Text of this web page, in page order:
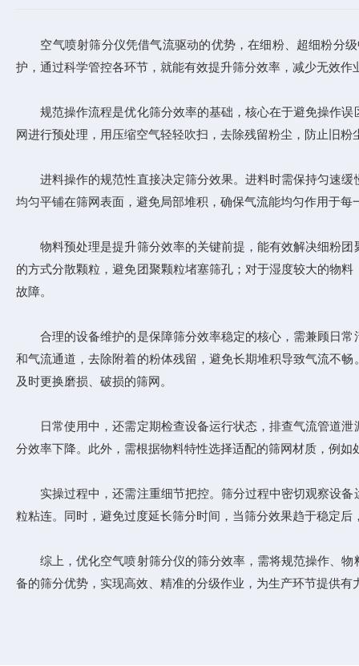
空气喷射筛分仪凭借气流驱动的优势，在细粉、超细粉分级
护，通过科学管控各环节，就能有效提升筛分效率，减少无效作
规范操作流程是优化筛分效率的基础，核心在于避免操作误
网进行预处理，用压缩空气轻轻吹扫，去除残留粉尘，防止旧
进料操作的规范性直接决定筛分效果。进料时需保持匀速缓
均匀平铺在筛网表面，避免局部堆积，确保气流能均匀作用于
物料预处理是提升筛分效率的关键前提，能有效解决细粉团
的方式分散颗粒，避免团聚颗粒堵塞筛孔；对于湿度较大的物
故障。
合理的设备维护的是保障筛分效率稳定的核心，需兼顾日常
和气流通道，去除附着的粉体残留，避免长期堆积导致气流不
及时更换磨损、破损的筛网。
日常使用中，还需定期检查设备运行状态，排查气流管道泄
分效率下降。此外，需根据物料特性选择适配的筛网材质，例
实操过程中，还需注重细节把控。筛分过程中密切观察设备
粒粘连。同时，避免过度延长筛分时间，当筛分效果趋于稳定
综上，优化空气喷射筛分仪的筛分效率，需将规范操作、物
备的筛分优势，实现高效、精准的分级作业，为生产环节提供有